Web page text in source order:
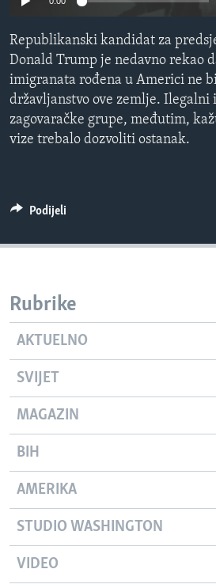
O GLASU AMERIKE
Learning English
PRATITE NAS
Jezici
Republikanski kandidat za
Donald Trump je nedavno rekao
imigranata rođena u Americi ne
državljanstvo ove zemlje.
zagovaračke grupe, međutim,
vize trebalo dozvoliti ostanak.
Podijeli
Rubrike
AKTUELNO
SVIJET
MAGAZIN
BIH
AMERIKA
STUDIO WASHINGTON
VIDEO